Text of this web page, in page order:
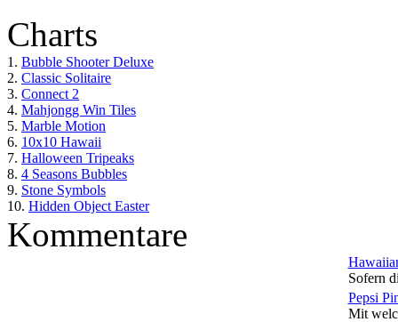
Charts
1. Bubble Shooter Deluxe
2. Classic Solitaire
3. Connect 2
4. Mahjongg Win Tiles
5. Marble Motion
6. 10x10 Hawaii
7. Halloween Tripeaks
8. 4 Seasons Bubbles
9. Stone Symbols
10. Hidden Object Easter
Kommentare
Sofern
Pepsi
Mit